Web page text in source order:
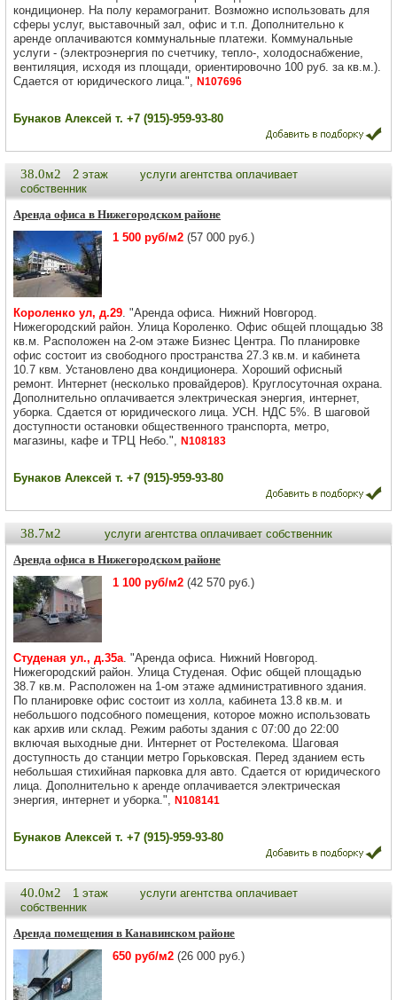
кондиционер. На полу керамогранит. Возможно использовать для
сферы услуг, выставочный зал, офис и т.п. Дополнительно к
аренде оплачиваются коммунальные платежи. Коммунальные
услуги - (электроэнергия по счетчику, тепло-, холодоснабжение,
вентиляция, исходя из площади, ориентировочно 100 руб. за кв.м.).
Сдается от юридического лица.", N107696
Бунаков Алексей т. +7 (915)-959-93-80
38.0м2 2 этаж
услуги агентства оплачивает
собственник
Аренда офиса в Нижегородском районе
1 500 руб/м2 (57 000 руб.)
Короленко ул, д.29. "Аренда офиса. Нижний Новгород.
Нижегородский район. Улица Короленко. Офис общей площадью 38
кв.м. Расположен на 2-ом этаже Бизнес Центра. По планировке
офис состоит из свободного пространства 27.3 кв.м. и кабинета
10.7 квм. Установлено два кондиционера. Хороший офисный
ремонт. Интернет (несколько провайдеров). Круглосуточная охрана.
Дополнительно оплачивается электрическая энергия, интернет,
уборка. Сдается от юридического лица. УСН. НДС 5%. В шаговой
доступности остановки общественного транспорта, метро,
магазины, кафе и ТРЦ Небо.", N108183
Бунаков Алексей т. +7 (915)-959-93-80
38.7м2
услуги агентства оплачивает собственник
Аренда офиса в Нижегородском районе
1 100 руб/м2 (42 570 руб.)
Студеная ул., д.35а. "Аренда офиса. Нижний Новгород.
Нижегородский район. Улица Студеная. Офис общей площадью
38.7 кв.м. Расположен на 1-ом этаже административного здания.
По планировке офис состоит из холла, кабинета 13.8 кв.м. и
небольшого подсобного помещения, которое можно использовать
как архив или склад. Режим работы здания с 07:00 до 22:00
включая выходные дни. Интернет от Ростелекома. Шаговая
доступность до станции метро Горьковская. Перед зданием есть
небольшая стихийная парковка для авто. Сдается от юридического
лица. Дополнительно к аренде оплачивается электрическая
энергия, интернет и уборка.", N108141
Бунаков Алексей т. +7 (915)-959-93-80
40.0м2 1 этаж
услуги агентства оплачивает
собственник
Аренда помещения в Канавинском районе
650 руб/м2 (26 000 руб.)